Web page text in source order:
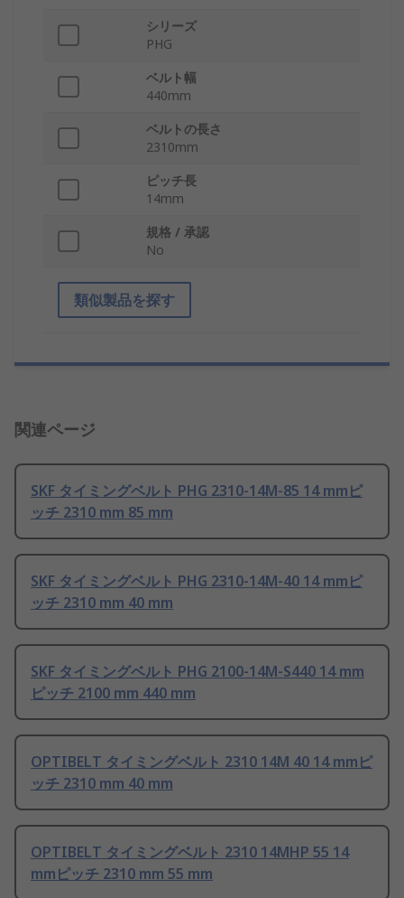
シリーズ
PHG
ベルト幅
440mm
ベルトの長さ
2310mm
ピッチ長
14mm
規格 / 承認
No
類似製品を探す
関連ページ
SKF タイミングベルト PHG 2310-14M-85 14 mmピ
ッチ 2310 mm 85 mm
SKF タイミングベルト PHG 2310-14M-40 14 mmピ
ッチ 2310 mm 40 mm
SKF タイミングベルト PHG 2100-14M-S440 14 mm
ピッチ 2100 mm 440 mm
OPTIBELT タイミングベルト 2310 14M 40 14 mmピ
ッチ 2310 mm 40 mm
OPTIBELT タイミングベルト 2310 14MHP 55 14
mmピッチ 2310 mm 55 mm